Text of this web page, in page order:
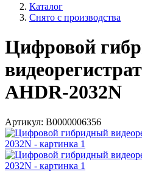
Каталог
Снято с производства
Цифровой
AHDR-2032N
Артикул: В0000006356